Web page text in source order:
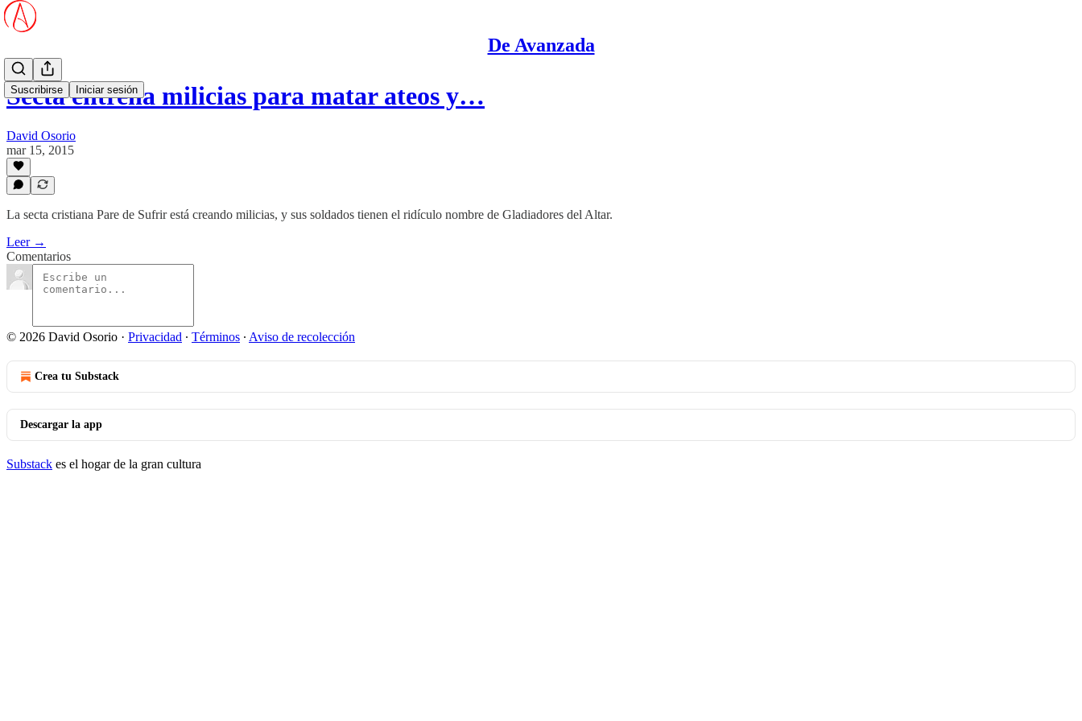
De Avanzada
Suscribirse Iniciar sesión
Secta entrena milicias para matar ateos y…
David Osorio
mar 15, 2015
La secta cristiana Pare de Sufrir está creando milicias, y sus soldados tienen el ridículo nombre de Gladiadores del Altar.
Leer →
Comentarios
© 2026 David Osorio · Privacidad ∙ Términos ∙ Aviso de recolección
Crea tu Substack
Descargar la app
Substack es el hogar de la gran cultura